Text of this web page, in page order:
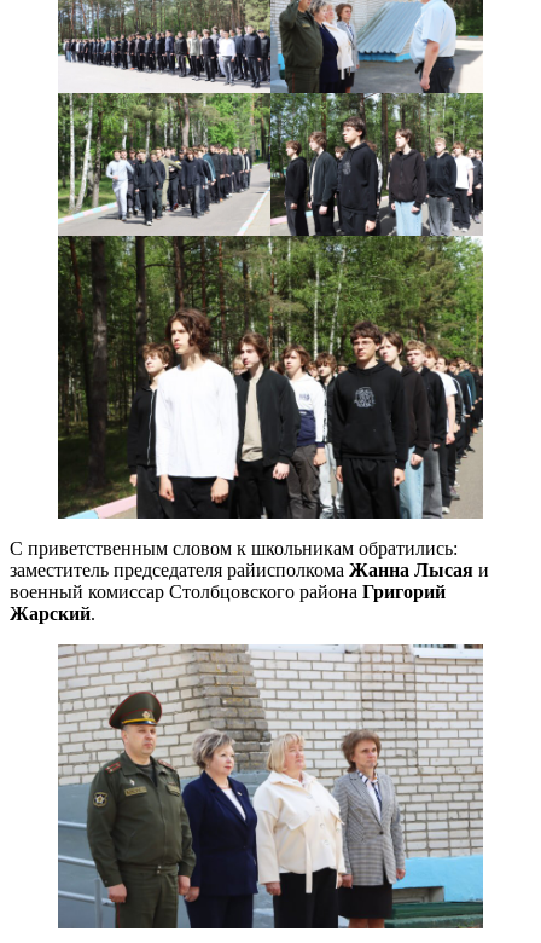
С приветственным словом к школьникам обратились:
заместитель председателя райисполкома Жанна Лысая и
военный комиссар Столбцовского района Григорий
Жарский.